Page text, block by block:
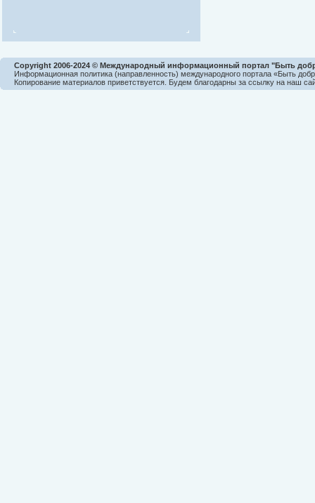
Copyright 2006-2024 © Международный информационный портал "Быть
Информационная политика (направленность) международного портала «Быть
Копирование материалов приветствуется. Будем благодарны за ссылку на наш